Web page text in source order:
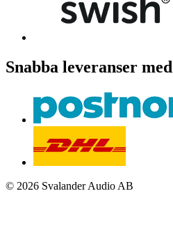
Snabba leveranser med
© 2026 Svalander Audio AB